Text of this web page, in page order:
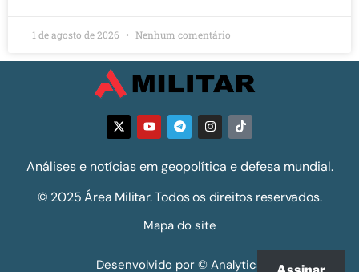
1 de agosto de 2026 Nenhum comentário
Análises e notícias em geopolítica e defesa mundial.
© 2025 Área Militar. Todos os direitos reservados.
Mapa do site
Desenvolvido por © Analytics